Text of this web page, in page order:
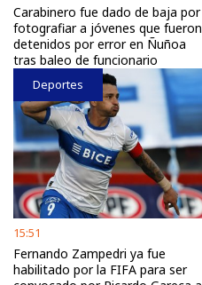
Carabinero fue dado de baja por
fotografiar a jóvenes que fueron
detenidos por error en Ñuñoa
tras baleo de funcionario
Deportes
15:51
Fernando Zampedri ya fue
habilitado por la FIFA para ser